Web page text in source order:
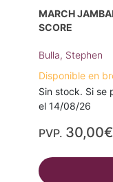
MARCH
SCORE
Bulla, Stephen
Disponible en
Sin stock. Si se
el 14/08/26
PVP. 30,00€